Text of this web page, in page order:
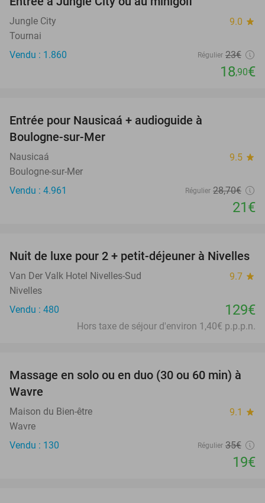
Jungle City 9.0 star
Tournai
Vendu : 1.860
Régulier 23€
18,90€
Entrée pour Nausicaá + audioguide à
Boulogne-sur-Mer
Nausicaá 9.5 star
Boulogne-sur-Mer
Vendu : 4.961
Régulier 28,70€
21€
Nuit de luxe pour 2 + petit-déjeuner à Nivelles
Van Der Valk Hotel Nivelles-Sud 9.7 star
Nivelles
Vendu : 480
129€
Hors taxe de séjour d'environ 1,40€ p.p.p.n.
46%
Massage en solo ou en duo (30 ou 60 min) à
Wavre
Maison du Bien-être 9.1 star
Wavre
Vendu : 130
Régulier 35€
19€